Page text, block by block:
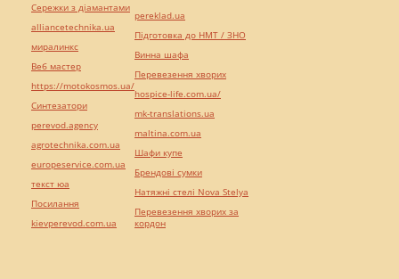
Сережки з діамантами
alliancetechnika.ua
миралинкс
Веб мастер
https://motokosmos.ua/
Синтезатори
perevod.agency
agrotechnika.com.ua
europeservice.com.ua
текст юа
Посилання
kievperevod.com.ua
pereklad.ua
Підготовка до НМТ / ЗНО
Винна шафа
Перевезення хворих
hospice-life.com.ua/
mk-translations.ua
maltina.com.ua
Шафи купе
Брендові сумки
Натяжні стелі Nova Stelya
Перевезення хворих за
кордон